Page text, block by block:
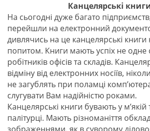
Канцелярські
На сьогодні дуже багато
перейшли на електронний
дивлячись на це канцелярські книги
попитом. Книги мають успіх не одне
робітників офісів та складів.
відміну від електронних носіїв,
не загублять при поламці
слугувати Вам надійністю роками.
Канцелярські книги бувають у м’якій
палітурці. Мають різноманіття